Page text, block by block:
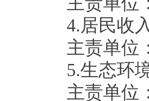
4.居民收
主责单位
5.生态环
主责单位